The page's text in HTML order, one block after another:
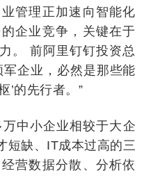
管理正加速向智能化
企业竞争，关键在于
。 前阿里钉钉投资总
企业，必然是那些能
’的先行者。”
中小企业相较于大企
短缺、IT成本过高的三
营数据分散、分析依